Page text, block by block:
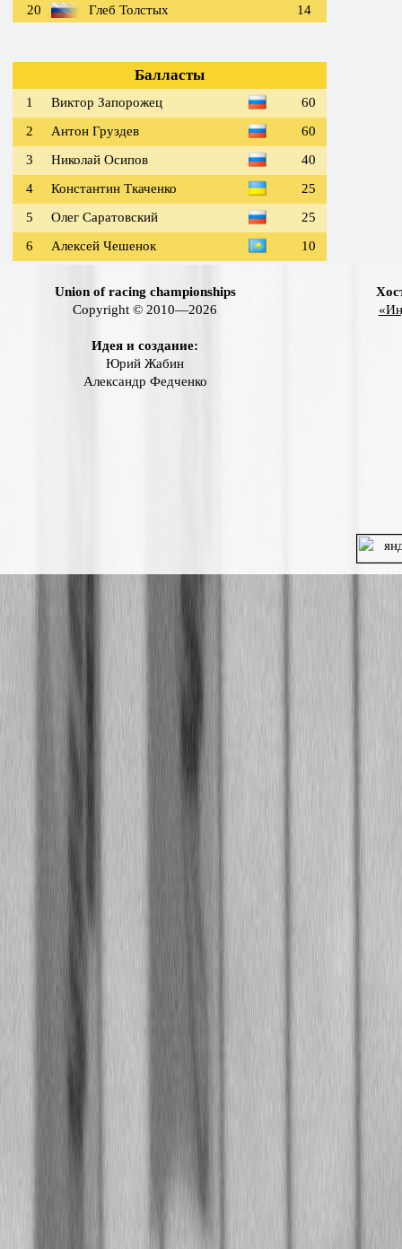
20 Глеб Толстых 14
Балласты
1 Виктор Запорожец
60
2
Антон Груздев
60
3
Николай Осипов
40
4
Константин Ткаченко
25
5
Олег Саратовский
25
6
Алексей Чешенок 10
Union of racing championships
Copyright © 2010—2026
Идея и создание:
Юрий Жабин
Александр Федченко